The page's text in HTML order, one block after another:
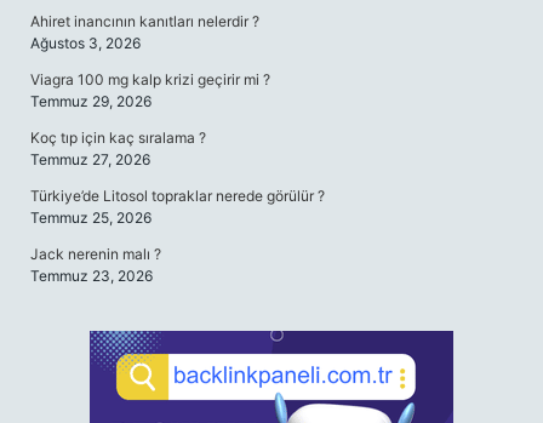
Ahiret inancının kanıtları nelerdir ?
Ağustos 3, 2026
Viagra 100 mg kalp krizi geçirir mi ?
Temmuz 29, 2026
Koç tıp için kaç sıralama ?
Temmuz 27, 2026
Türkiye’de Litosol topraklar nerede görülür ?
Temmuz 25, 2026
Jack nerenin malı ?
Temmuz 23, 2026